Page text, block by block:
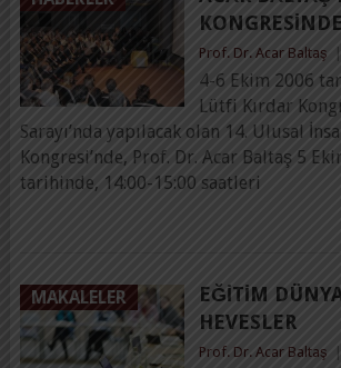
KONGRESINDE
Prof. Dr. Acar Baltaş
4-6 Ekim 2006
Lütfi Kırdar
Sarayı’nda yapılacak olan 14. Ulusal
Kongresi’nde, Prof. Dr. Acar Baltaş 5
tarihinde, 14:00-15:00 saatleri
MAKALELER
EĞITIM
HEVESLER
Prof. Dr. Acar Baltaş